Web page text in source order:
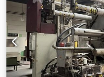
Tex Acljck